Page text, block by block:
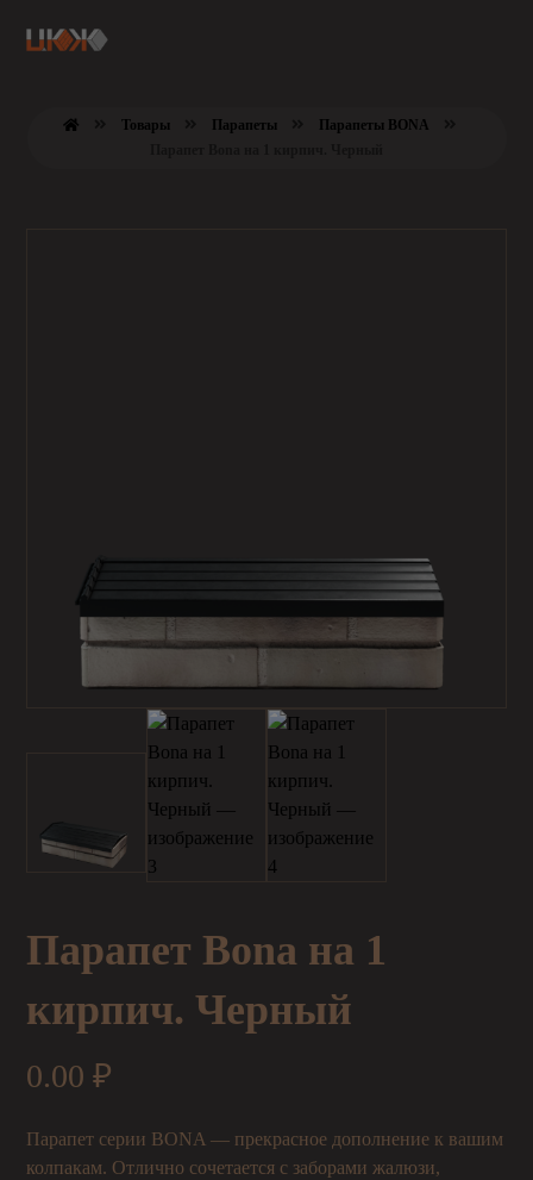
Товары Парапеты
Парапеты BONA
Парапет Bona на 1
кирпич. Черный
0.00₽
Парапет серии BONA — прекрасное дополнение к вашим
колпакам. Отлично сочетается с заборами жалюзи,